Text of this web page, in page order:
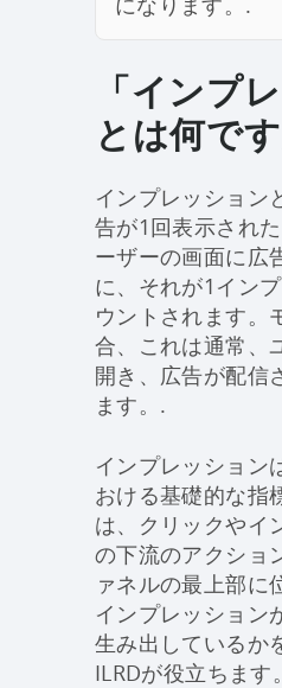
「インプ
とは何で
インプレッション
告が1回表示され
ーザーの画面に広
に、それが1イン
ウントされます。
合、これは通常、
開き、広告が配信
ます。.
インプレッション
おける基礎的な指
は、クリックやイ
の下流のアクショ
ァネルの最上部に
インプレッション
生み出しているか
ILRDが役立ちます